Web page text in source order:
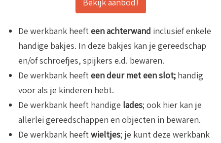
Bekijk aanbod!
De werkbank heefteen achterwand inclusief enkele
handige bakjes. In deze bakjes kan je gereedschap
en/of schroefjes, spijkers e.d. bewaren.
De werkbank heefteen deur met een slot; handig
voor als je kinderen hebt.
De werkbank heeft handige lades; ook hier kan je
allerlei gereedschappen en objecten in bewaren.
De werkbank heeftwieltjes; je kunt deze werkbank